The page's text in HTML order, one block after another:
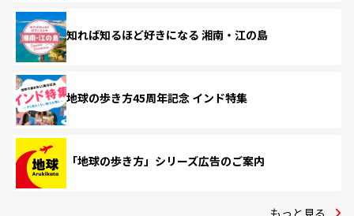
知れば知るほど好きになる 湘南・江の島
地球の歩き方45周年記念 インド特集
「地球の歩き方」シリーズ広告のご案内
もっと見る